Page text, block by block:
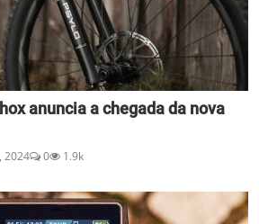
anuncia a chegada da nova
2024 0 1.9k